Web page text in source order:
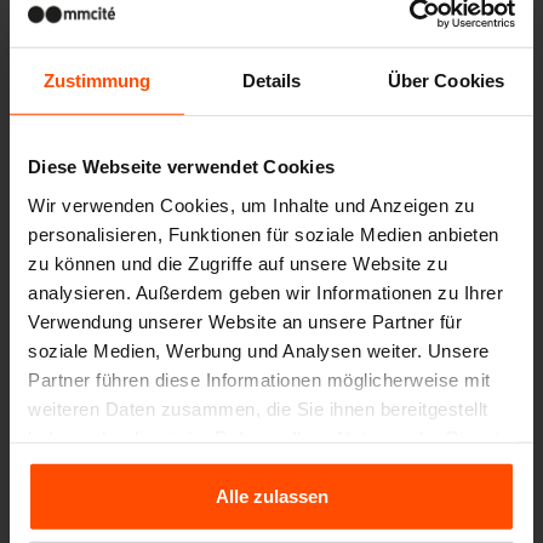
Zustimmung Details Über Cookies
Diese Webseite verwendet Cookies
Wir verwenden Cookies, um Inhalte und Anzeigen zu
personalisieren, Funktionen für soziale Medien anbieten
zu können und die Zugriffe auf unsere Website zu
analysieren. Außerdem geben wir Informationen zu Ihrer
Verwendung unserer Website an unsere Partner für
soziale Medien, Werbung und Analysen weiter. Unsere
Partner führen diese Informationen möglicherweise mit
weiteren Daten zusammen, die Sie ihnen bereitgestellt
gesammelt haben.
Für weitere Informationen besuchen Sie bitte Principles
Alle zulassen